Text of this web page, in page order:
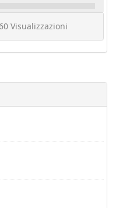
Visualizzazioni